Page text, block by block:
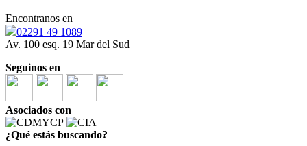
Encontranos en
02291 49 1089
Av. 100 esq. 19 Mar del Sud
Seguinos en
Asociados con
¿Qué estás buscando?